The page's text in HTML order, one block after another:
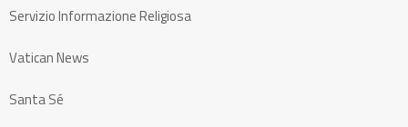
Servizio Informazione Religiosa
Vatican News
Santa Sé